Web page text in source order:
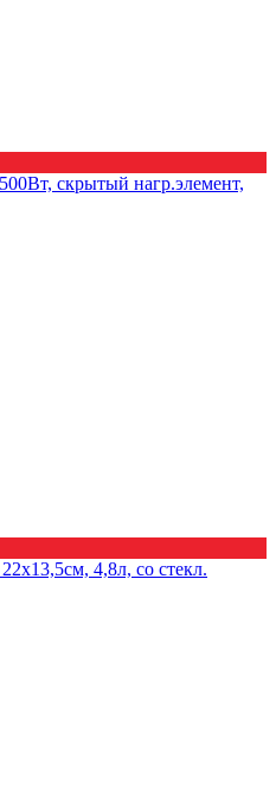
скрытый нагр.элемент,
4,8л, со стекл.